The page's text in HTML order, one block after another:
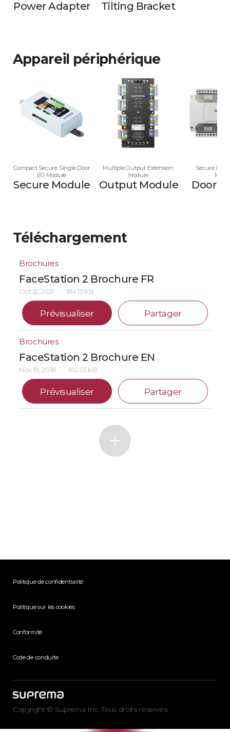
Power Adapter Tilting Bracket
Appareil périphérique
Compact Secure Single Door
I/O Module
Secure Module
Multiple Output Extension
Module
Output Module
Secure
Door
Téléchargement
Brochures
FaceStation 2 Brochure FR
Oct 12, 2021 814.15 KB
Prévisualiser Partager
Brochures
FaceStation 2 Brochure EN
Nov 19, 2018 812.53 KB
Prévisualiser Partager
Politique de confidentialité
Politique sur les cookies
Conformité
Code de conduite
Copyright © Suprema Inc. Tous droits réservés.